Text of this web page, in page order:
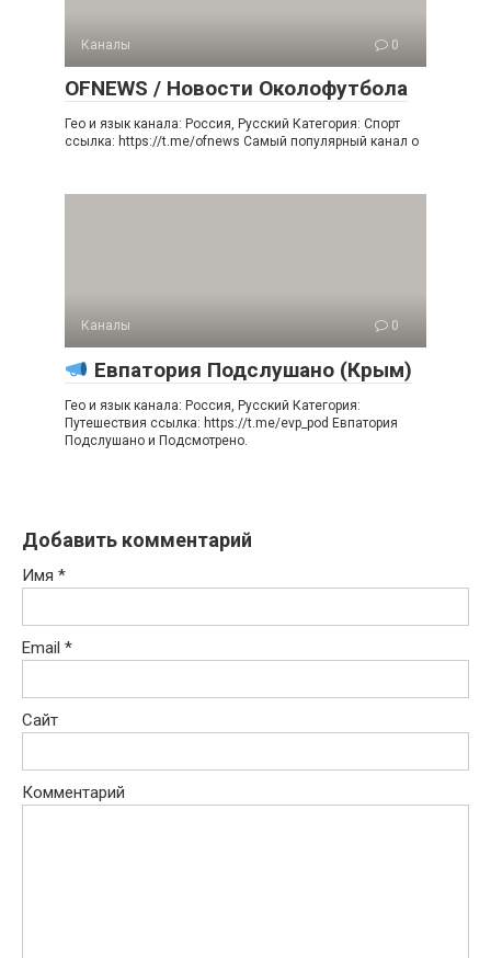
Каналы 0
OFNEWS / Новости Околофутбола
Гео и язык канала: Россия, Русский Категория: Спорт
ссылка: https://t.me/ofnews Самый популярный канал о
Каналы 0
Евпатория Подслушано (Крым)
Гео и язык канала: Россия, Русский Категория:
Путешествия ссылка: https://t.me/evp_pod Евпатория
Подслушано и Подсмотрено.
Добавить комментарий
Имя *
Email *
Сайт
Комментарий